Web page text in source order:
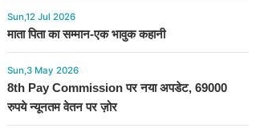
Sun,12 Jul 2026
माता पिता का सम्मान-एक भावुक कहानी
Sun,3 May 2026
8th Pay Commission पर नया अपडेट, 69000
रुपये न्यूनतम वेतन पर ज़ोर